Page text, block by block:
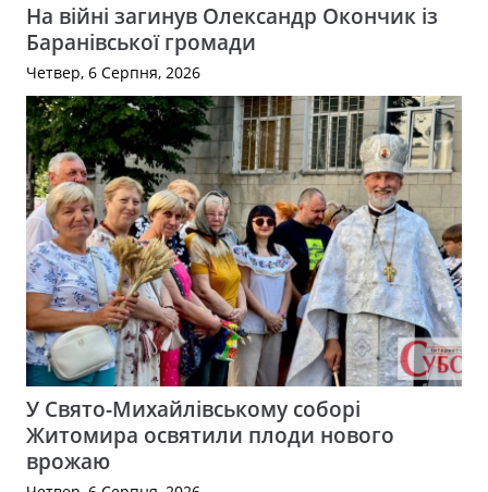
На війні загинув Олександр Окончик із
Баранівської громади
Четвер, 6 Серпня, 2026
У Свято-Михайлівському соборі
Житомира освятили плоди нового
врожаю